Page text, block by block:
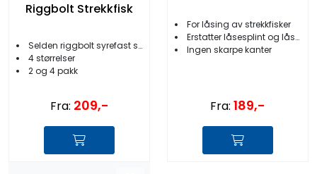
Riggbolt Strekkfisk
Selden riggbolt syrefast stål
4 størrelser
2 og 4 pakk
Fra: 209,-
For låsing av strekkfisker
Erstatter låsesplint og låseskrue
Ingen skarpe kanter
Fra: 189,-